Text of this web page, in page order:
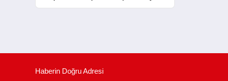
Haberin Doğru Adresi